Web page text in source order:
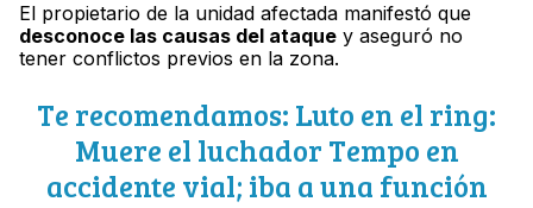
El propietario de la unidad afectada manifestó que
desconoce las causas del ataque y aseguró no
tener conflictos previos en la zona.
Te recomendamos: Luto en el ring:
Muere el luchador Tempo en
accidente vial; iba a una función